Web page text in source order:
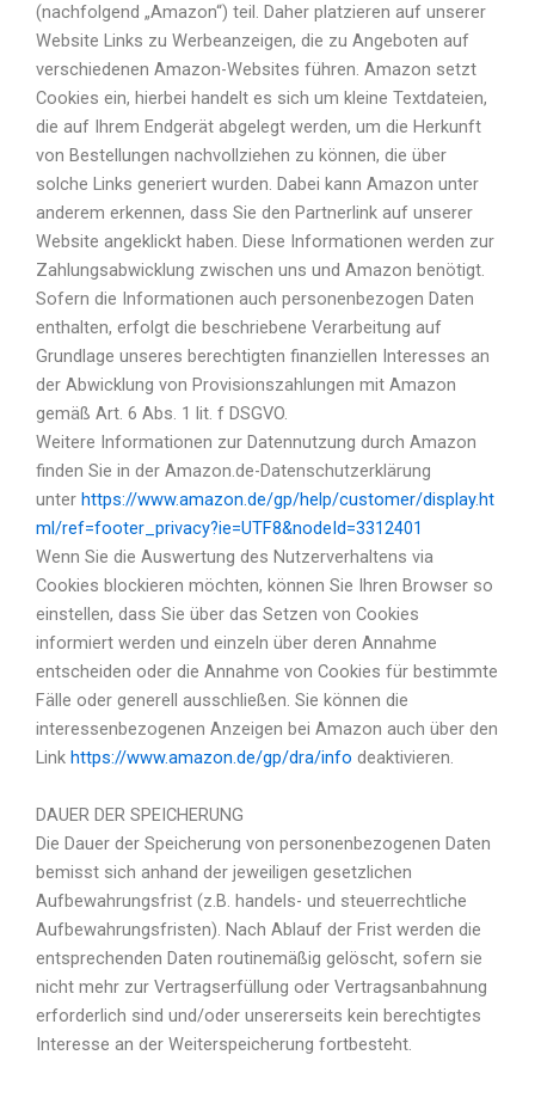
(nachfolgend „Amazon“) teil. Daher platzieren auf unserer
Website Links zu Werbeanzeigen, die zu Angeboten auf
verschiedenen Amazon-Websites führen. Amazon setzt
Cookies ein, hierbei handelt es sich um kleine Textdateien,
die auf Ihrem Endgerät abgelegt werden, um die Herkunft
von Bestellungen nachvollziehen zu können, die über
solche Links generiert wurden. Dabei kann Amazon unter
anderem erkennen, dass Sie den Partnerlink auf unserer
Website angeklickt haben. Diese Informationen werden zur
Zahlungsabwicklung zwischen uns und Amazon benötigt.
Sofern die Informationen auch personenbezogen Daten
enthalten, erfolgt die beschriebene Verarbeitung auf
Grundlage unseres berechtigten finanziellen Interesses an
der Abwicklung von Provisionszahlungen mit Amazon
gemäß Art. 6 Abs. 1 lit. f DSGVO.
Weitere Informationen zur Datennutzung durch Amazon
finden Sie in der Amazon.de-Datenschutzerklärung
unter https://www.amazon.de/gp/help/customer/display.ht
ml/ref=footer_privacy?ie=UTF8&nodeId=3312401
Wenn Sie die Auswertung des Nutzerverhaltens via
Cookies blockieren möchten, können Sie Ihren Browser so
einstellen, dass Sie über das Setzen von Cookies
informiert werden und einzeln über deren Annahme
entscheiden oder die Annahme von Cookies für bestimmte
Fälle oder generell ausschließen. Sie können die
interessenbezogenen Anzeigen bei Amazon auch über den
Link https://www.amazon.de/gp/dra/info deaktivieren.
DAUER DER SPEICHERUNG
Die Dauer der Speicherung von personenbezogenen Daten
bemisst sich anhand der jeweiligen gesetzlichen
Aufbewahrungsfrist (z.B. handels- und steuerrechtliche
Aufbewahrungsfristen). Nach Ablauf der Frist werden die
entsprechenden Daten routinemäßig gelöscht, sofern sie
nicht mehr zur Vertragserfüllung oder Vertragsanbahnung
erforderlich sind und/oder unsererseits kein berechtigtes
Interesse an der Weiterspeicherung fortbesteht.